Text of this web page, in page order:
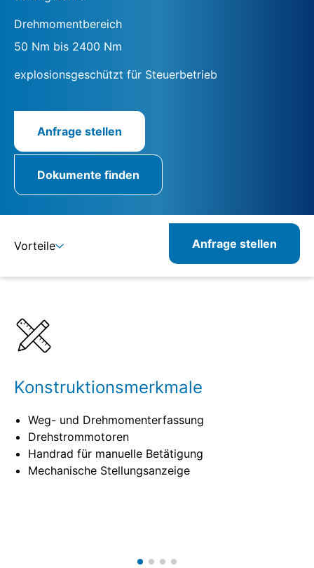
Drehmomentbereich
50 Nm bis 2400 Nm
explosionsgeschützt für Steuerbetrieb
Anfrage stellen
Dokumente finden
Vorteile
Kombinierbare Produkte
Verwandte Produkte
Anfrage stellen
Konstruktionsmerkmale
Weg- und Drehmomenterfassung
Drehstrommotoren
Handrad für manuelle Betätigung
Mechanische Stellungsanzeige